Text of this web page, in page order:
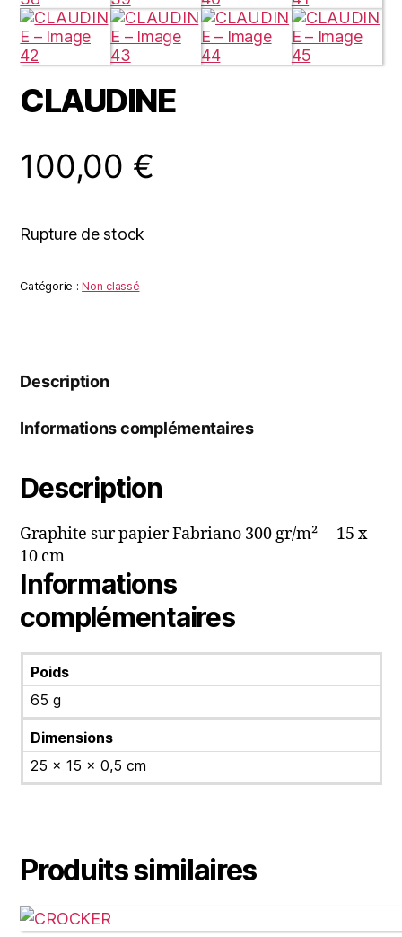
CLAUDINE
100,00 €
Rupture de stock
Catégorie :Non classé
Description
Informations complémentaires
Description
Graphite sur papier Fabriano 300 gr/m² – 15 x
10 cm
Informations
complémentaires
Poids
65 g
Dimensions
25 × 15 × 0,5 cm
Produits similaires